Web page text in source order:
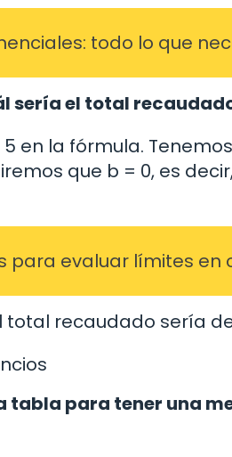
todo lo que
sería el total
en la fórmula.
que b = 0, es
para evaluar límites en
total recaudado sería de
tabla para tener una